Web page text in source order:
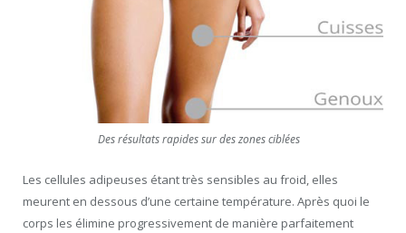
Des résultats rapides sur des zones ciblées
Les cellules adipeuses étant très sensibles au froid, elles
meurent en dessous d’une certaine température. Après quoi le
corps les élimine progressivement de manière parfaitement